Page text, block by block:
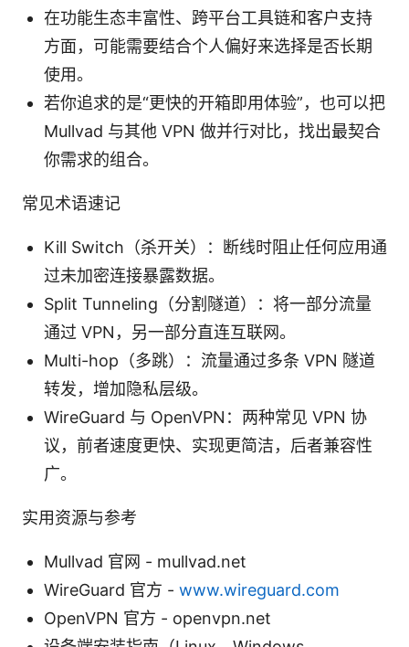
在功能生态丰富性、跨平台工具链和客户支持
方面，可能需要结合个人偏好来选择是否长期
使用。
若你追求的是“更快的开箱即用体验”，也可以把
Mullvad 与其他 VPN 做并行对比，找出最契合
你需求的组合。
常见术语速记
Kill Switch（杀开关）：断线时阻止任何应用通
过未加密连接暴露数据。
Split Tunneling（分割隧道）：将一部分流量
通过 VPN，另一部分直连互联网。
Multi-hop（多跳）：流量通过多条 VPN 隧道
转发，增加隐私层级。
WireGuard 与 OpenVPN：两种常见 VPN 协
议，前者速度更快、实现更简洁，后者兼容性
广。
实用资源与参考
Mullvad 官网 - mullvad.net
WireGuard 官方 - www.wireguard.com
OpenVPN 官方 - openvpn.net